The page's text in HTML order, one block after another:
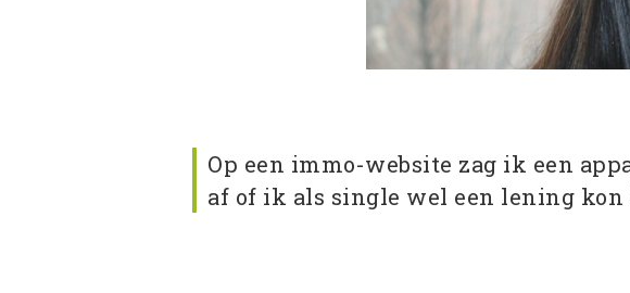
Op een immo-website zag ik een
af of ik als single wel een lening